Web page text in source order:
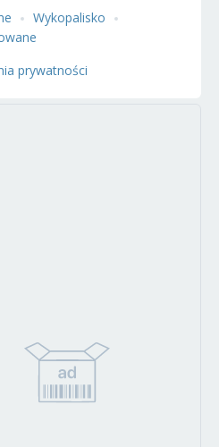
Wykopalisko
prywatności